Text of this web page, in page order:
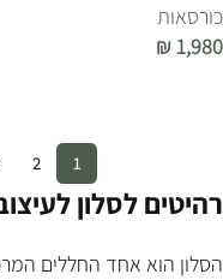
כורסאות
₪ 1,980
1
2
רהיטים לסלון
הסלון הוא אחד החללים